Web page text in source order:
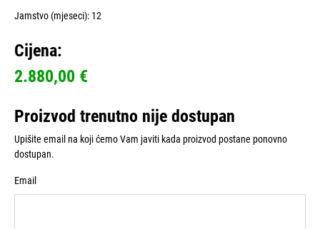
Jamstvo (mjeseci): 12
Cijena:
2.880,00 €
Proizvod trenutno nije dostupan
Upišite email na koji ćemo Vam javiti kada proizvod postane ponovno
dostupan.
Email